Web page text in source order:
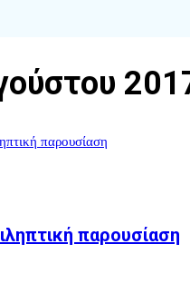
παρουσίαση